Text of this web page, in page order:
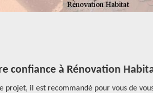
confiance à Rénovation
il est recommandé pour vous de